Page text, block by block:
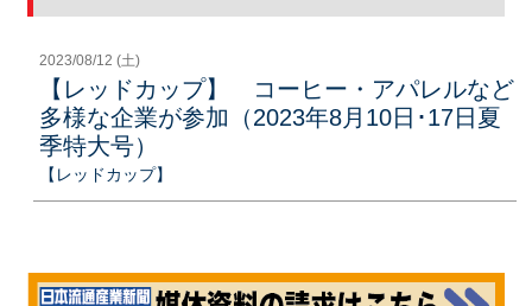
2023/08/12 (土)
【レッドカップ】 コーヒー・アパレルなど
多様な企業が参加（2023年8月10日･17日夏
季特大号）
【レッドカップ】